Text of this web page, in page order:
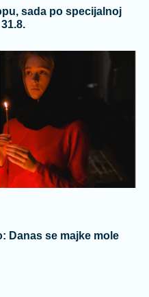
sada po specijalnoj
Danas se majke mole